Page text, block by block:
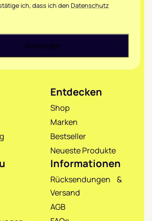
ich, dass ich den Datenschutz
Entdecken
Shop
Marken
Bestseller
Neueste Produkte
Informationen
Rücksendungen &
Versand
AGB